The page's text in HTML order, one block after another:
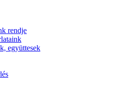
rendje
együttesek